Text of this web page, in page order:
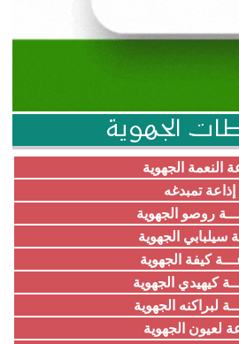
الجهوية
النعمة الجهوية
إذاعة تمبدغه
روصو الجهوية
سيلبابي الجهوية
كيفة الجهوية
كيهيدي الجهوية
لبراكنه الجهوية
لعيون الجهوية